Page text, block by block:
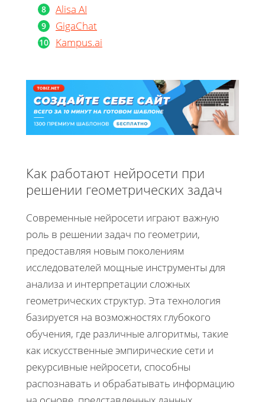
Alisa AI
GigaChat
Kampus.ai
Как работают нейросети при
решении геометрических задач
Современные нейросети играют важную
роль в решении задач по геометрии,
предоставляя новым поколениям
исследователей мощные инструменты для
анализа и интерпретации сложных
геометрических структур. Эта технология
базируется на возможностях глубокого
обучения, где различные алгоритмы, такие
как искусственные эмпирические сети и
рекурсивные нейросети, способны
распознавать и обрабатывать информацию